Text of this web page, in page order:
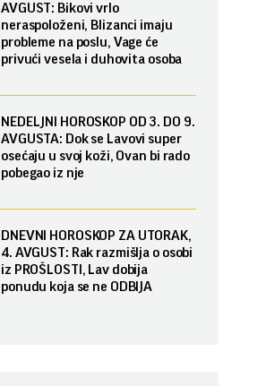
AVGUST: Bikovi vrlo
neraspoloženi, Blizanci imaju
probleme na poslu, Vage će
privući vesela i duhovita osoba
NEDELJNI HOROSKOP OD 3. DO 9.
AVGUSTA: Dok se Lavovi super
osećaju u svoj koži, Ovan bi rado
pobegao iz nje
DNEVNI HOROSKOP ZA UTORAK,
4. AVGUST: Rak razmišlja o osobi
iz PROŠLOSTI, Lav dobija
ponudu koja se ne ODBIJA